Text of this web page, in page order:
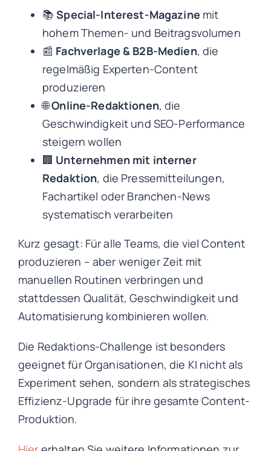
📚Special-Interest-Magazine mit
hohem Themen- und Beitragsvolumen
📰 Fachverlage & B2B-Medien, die
regelmäßig Experten-Content
produzieren
🌐Online-Redaktionen, die
Geschwindigkeit und SEO-Performance
steigern wollen
🏢 Unternehmen mit interner
Redaktion, die Pressemitteilungen,
Fachartikel oder Branchen-News
systematisch verarbeiten
Kurz gesagt: Für alle Teams, die viel Content
produzieren – aber weniger Zeit mit
manuellen Routinen verbringen und
stattdessen Qualität, Geschwindigkeit und
Automatisierung kombinieren wollen.
Die Redaktions-Challenge ist besonders
geeignet für Organisationen, die KI nicht als
Experiment sehen, sondern als strategisches
Effizienz-Upgrade für ihre gesamte Content-
Produktion.